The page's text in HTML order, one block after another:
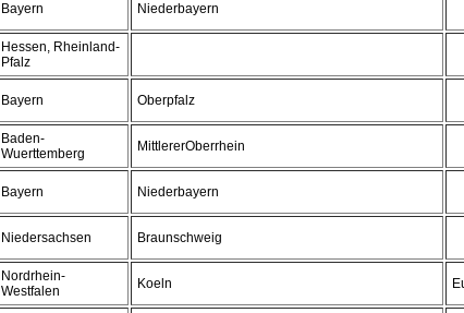
Bayern Niederbayern
Hessen, Rheinland-
Pfalz
Bayern Oberpfalz
Baden-
Wuerttemberg
MittlererOberrhein
Bayern Niederbayern
Niedersachsen Braunschweig
Nordrhein-
Westfalen
Koeln